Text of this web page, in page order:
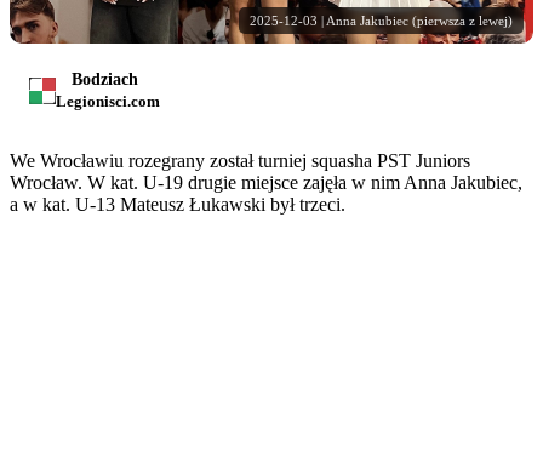
2025-12-03 | Anna Jakubiec (pierwsza z lewej)
Bodziach
Legionisci.com
We Wrocławiu rozegrany został turniej squasha PST Juniors
Wrocław. W kat. U-19 drugie miejsce zajęła w nim Anna Jakubiec,
a w kat. U-13 Mateusz Łukawski był trzeci.